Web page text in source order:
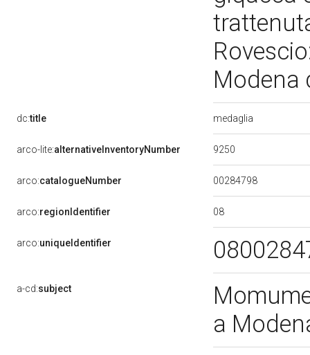
Modena
dc:title medaglia
arco-lite:alternativeInventoryNumber 9250
arco:catalogueNumber 00284798
arco:regionIdentifier 08
arco:uniqueIdentifier
a-cd:subject
a